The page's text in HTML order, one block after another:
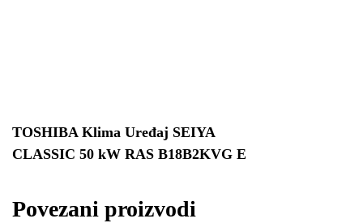
TOSHIBA Klima Uređaj SEIYA
CLASSIC 50 kW RAS B18B2KVG E
Povezani proizvodi